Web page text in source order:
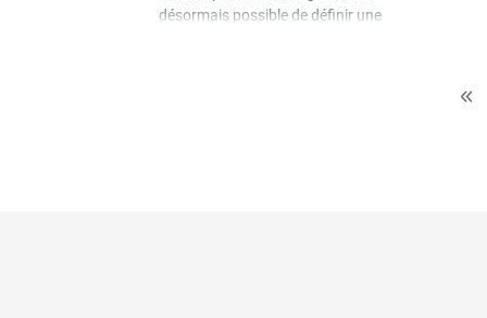
désormais possible de définir une